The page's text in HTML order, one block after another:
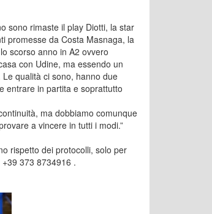
sono rimaste il play Diotti, la star
promesse da Costa Masnaga, la
scorso anno in A2 ovvero
con Udine, ma essendo un
qualità ci sono, hanno due
entrare in partita e soprattutto
ma dobbiamo comunque
a vincere in tutti i modi.”
rispetto dei protocolli, solo per
373 8734916 .